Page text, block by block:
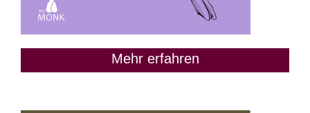
Mehr erfahren